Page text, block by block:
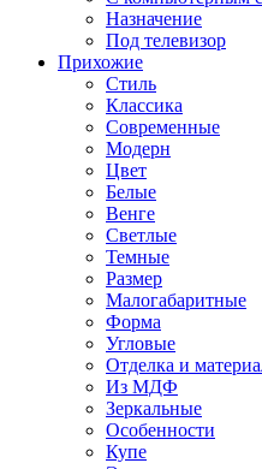
Назначение
Под телевизор
Прихожие
Стиль
Классика
Современные
Модерн
Цвет
Белые
Венге
Светлые
Темные
Размер
Малогабаритные
Форма
Угловые
Отделка и
Из МДФ
Зеркальные
Особенности
Купе